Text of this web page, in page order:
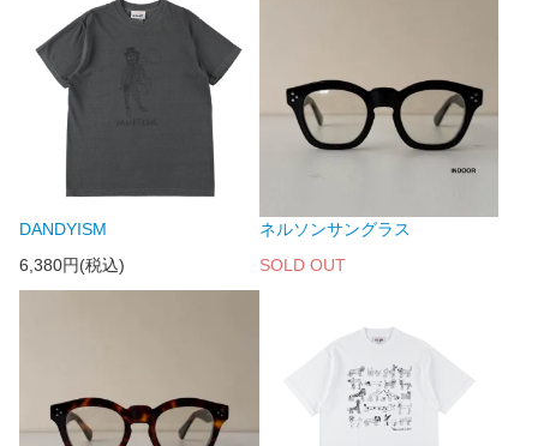
DANDYISM
6,380円(税込)
ネルソンサングラス
SOLD OUT